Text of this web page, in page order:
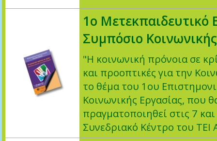
1ο Μετεκπαιδευτικό
Συμπόσιο
"Η κοινωνική πρόνοια σε
και προοπτικές για την
το θέμα του 1ου
Κοινωνικής Εργασίας, που
πραγματοποιηθεί στις 7
Συνεδριακό Κέντρο του ΤΕΙ